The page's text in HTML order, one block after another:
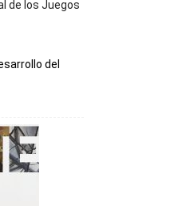
de los Juegos
del